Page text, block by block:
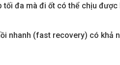
đa mà đi ốt có thể chịu
nhanh (fast recovery) có